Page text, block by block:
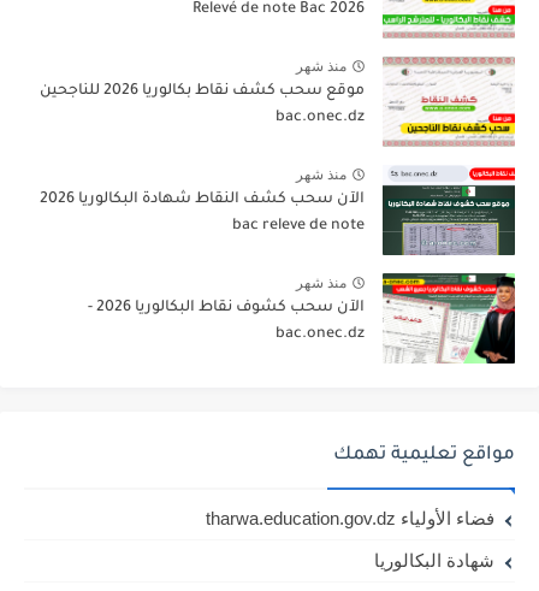
2026 Relevé de note Bac
منذ شهر
موقع سحب كشف نقاط بكالوريا 2026 للناجحين
bac.onec.dz
منذ شهر
الآن سحب كشف النقاط شهادة البكالوريا 2026
bac releve de note
منذ شهر
الآن سحب كشوف نقاط البكالوريا 2026 -
bac.onec.dz
مواقع تعليمية تهمك
فضاء الأولياء tharwa.education.gov.dz
شهادة البكالوريا